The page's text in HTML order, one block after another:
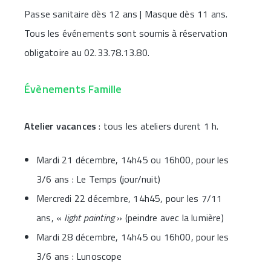
Passe sanitaire dès 12 ans | Masque dès 11 ans.
Tous les événements sont soumis à réservation
obligatoire au 02.33.78.13.80.
Évènements Famille
Atelier vacances: tous les ateliers durent 1 h.
Mardi 21 décembre, 14h45 ou 16h00, pour les
3/6 ans : Le Temps (jour/nuit)
Mercredi 22 décembre, 14h45, pour les 7/11
ans, « light painting» (peindre avec la lumière)
Mardi 28 décembre, 14h45 ou 16h00, pour les
3/6 ans : Lunoscope